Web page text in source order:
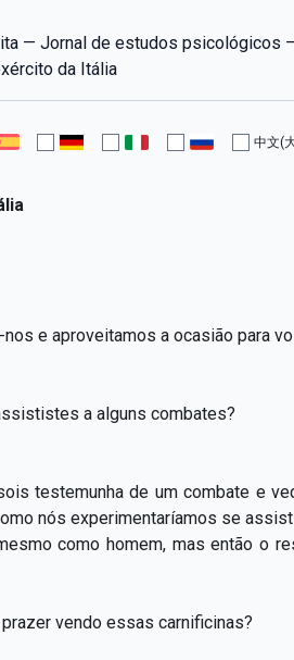
— Jornal de estudos psicológicos
da Itália
中文(
e aproveitamos a ocasião para
a alguns combates?
testemunha de um combate e
nós experimentaríamos se
como homem, mas então o
vendo essas carnificinas?